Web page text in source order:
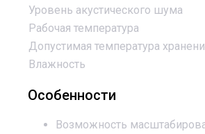
Уровень акустического шума
Рабочая температура
Допустимая температура
Влажность
Особенности
Возможность